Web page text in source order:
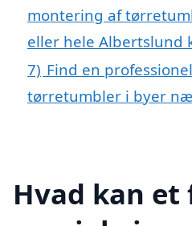
montering af
eller hele Albertslund
7) Find en
tørretumbler i byer
Hvad kan